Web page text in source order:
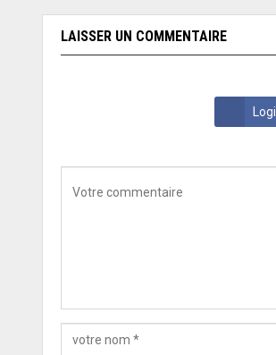
LAISSER UN COMMENTAIRE